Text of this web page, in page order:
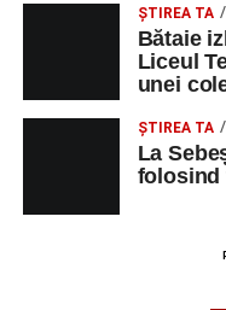
AcompaniazăCluj
Irina Indrei – pian
Robert Indrei –
Milena Vădan –
Emanuel Elcean
Adrian Lup –
ŞTIREA TA
Bătaie
Liceul
unei
ŞTIREA TA
La
folosind